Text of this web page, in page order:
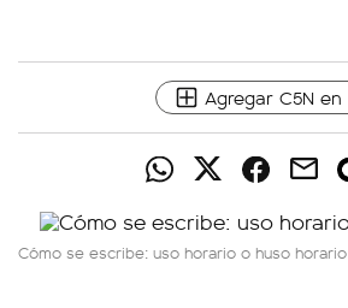
Agregar C5N en
Cómo se escribe: uso horario o huso horario